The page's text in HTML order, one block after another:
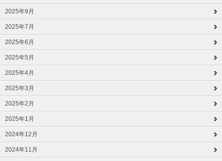
2025年9月
2025年7月
2025年6月
2025年5月
2025年4月
2025年3月
2025年2月
2025年1月
2024年12月
2024年11月